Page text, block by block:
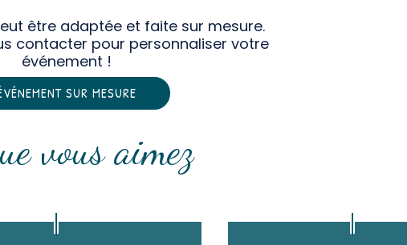
être adaptée et faite sur mesure.
contacter pour personnaliser votre
événement !
SUR MESURE
vous aimez